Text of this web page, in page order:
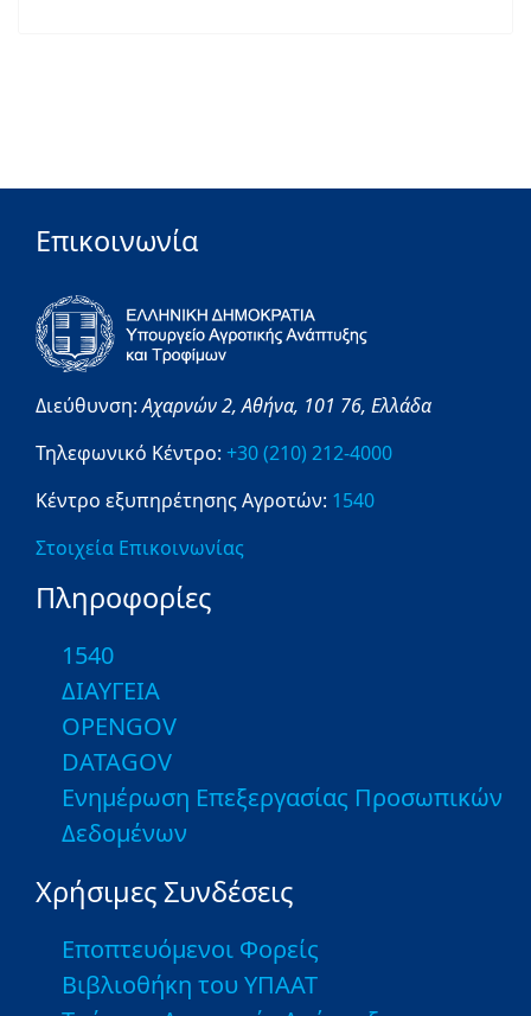
Επικοινωνία
Διεύθυνση:Αχαρνών 2,Αθήνα, 101 76, Ελλάδα
Τηλεφωνικό Κέντρο: +30 (210) 212-4000
Κέντρο εξυπηρέτησης Αγροτών: 1540
Στοιχεία Επικοινωνίας
Πληροφορίες
1540
ΔΙΑΥΓΕΙΑ
OPENGOV
DATAGOV
Ενημέρωση Επεξεργασίας Προσωπικών
Δεδομένων
Χρήσιμες Συνδέσεις
Εποπτευόμενοι Φορείς
Βιβλιοθήκη του ΥΠΑΑΤ